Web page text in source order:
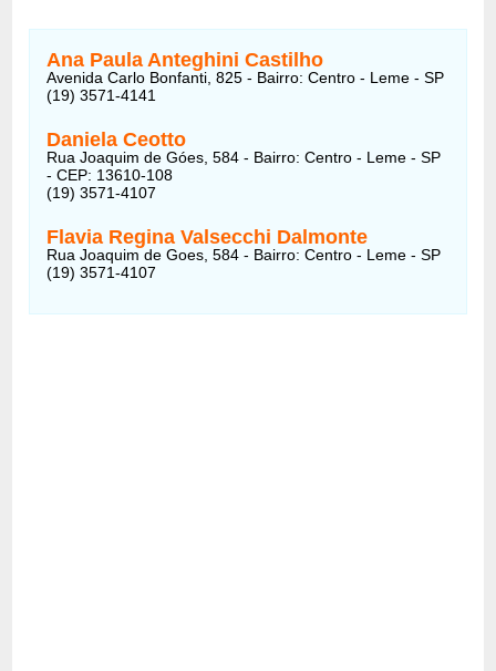
Ana Paula Anteghini Castilho
Avenida Carlo Bonfanti, 825 - Bairro: Centro - Leme - SP
(19) 3571-4141
Daniela Ceotto
Rua Joaquim de Góes, 584 - Bairro: Centro - Leme - SP
- CEP: 13610-108
(19) 3571-4107
Flavia Regina Valsecchi Dalmonte
Rua Joaquim de Goes, 584 - Bairro: Centro - Leme - SP
(19) 3571-4107